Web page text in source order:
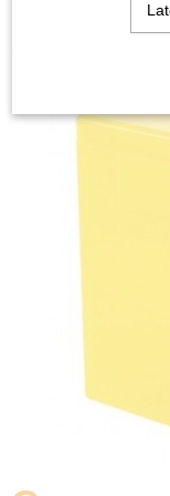
Bastion 100+ XL: